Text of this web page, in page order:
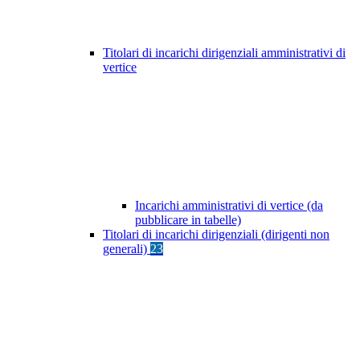
Titolari di incarichi dirigenziali amministrativi di
vertice
Incarichi amministrativi di vertice (da
pubblicare in tabelle)
Titolari di incarichi dirigenziali (dirigenti non
generali) 23